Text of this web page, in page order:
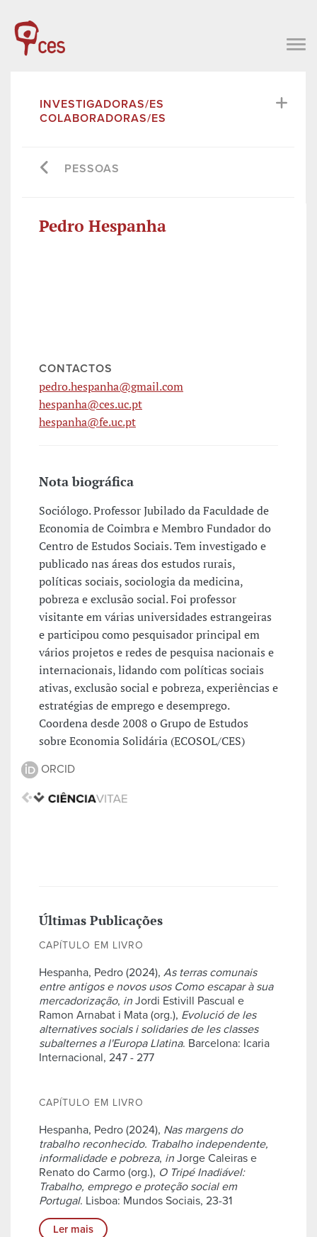
INVESTIGADORAS/ES
COLABORADORAS/ES
PESSOAS
Pedro Hespanha
CONTACTOS
pedro.hespanha@gmail.com
hespanha@ces.uc.pt
hespanha@fe.uc.pt
Nota biográfica
Sociólogo. Professor Jubilado da Faculdade de
Economia de Coimbra e Membro Fundador do
Centro de Estudos Sociais. Tem investigado e
publicado nas áreas dos estudos rurais,
políticas sociais, sociologia da medicina,
pobreza e exclusão social. Foi professor
visitante em várias universidades estrangeiras
e participou como pesquisador principal em
vários projetos e redes de pesquisa nacionais e
internacionais, lidando com políticas sociais
ativas, exclusão social e pobreza, experiências e
estratégias de emprego e desemprego.
Coordena desde 2008 o Grupo de Estudos
sobre Economia Solidária (ECOSOL/CES)
ORCID
Últimas Publicações
CAPÍTULO EM LIVRO
Hespanha, Pedro (2024), As terras comunais
entre antigos e novos usos Como escapar à sua
mercadorização, in Jordi Estivill Pascual e
Ramon Arnabat i Mata (org.), Evolució de les
alternatives socials i solidaries de les classes
subalternes a l'Europa Llatina. Barcelona: Icaria
Internacional, 247 - 277
CAPÍTULO EM LIVRO
Hespanha, Pedro (2024), Nas margens do
trabalho reconhecido. Trabalho independente,
informalidade e pobreza, in Jorge Caleiras e
Renato do Carmo (org.), O Tripé Inadiável:
Trabalho, emprego e proteção social em
Portugal. Lisboa: Mundos Sociais, 23-31
Ler mais